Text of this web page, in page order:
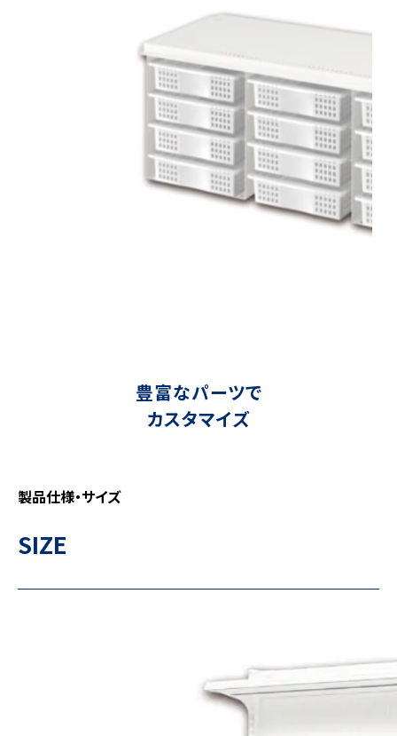
豊富なパーツで
カスタマイズ
製品仕様・サイズ
SIZE